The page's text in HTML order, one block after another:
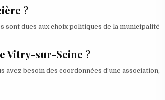
?
sont dues aux choix politiques de la municipalité
Vitry-sur-Seine ?
besoin des coordonnées d’une association,